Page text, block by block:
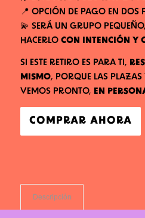
📍 OPCIÓN DE PAGO EN DOS
💫 SERÁ UN GRUPO
HACERLO CON INTENCIÓN Y
SI ESTE RETIRO ES PARA TI,
MISMO, PORQUE LAS
VEMOS PRONTO, EN
COMPRAR AHORA
Descripción